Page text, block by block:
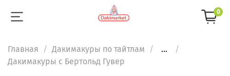
0
Главная Дакимакуры по тайтлам
...
Дакимакуры с Бертольд Гувер